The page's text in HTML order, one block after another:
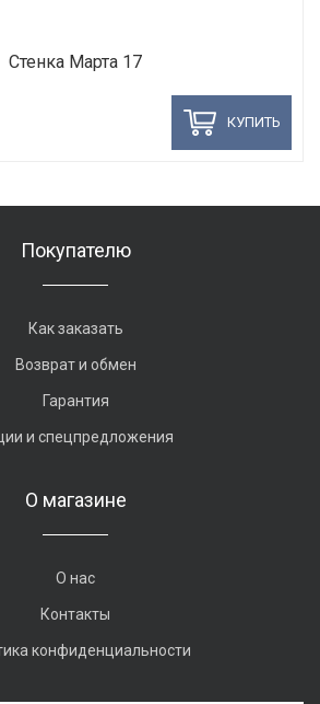
Стенка Марта 17
КУПИТЬ
Покупателю
Как заказать
Возврат и обмен
Гарантия
и спецпредложения
О магазине
О нас
Контакты
конфиденциальности